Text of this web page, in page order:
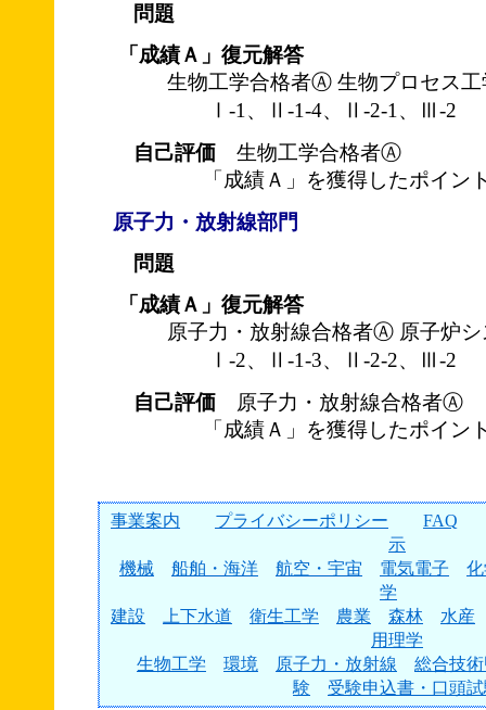
問題
「成績Ａ」復元解答
生物工学合格者Ⓐ 生物プロセス工
Ⅰ-1、Ⅱ-1-4、Ⅱ-2-1、Ⅲ-2
自己評価 生物工学合格者Ⓐ
「成績Ａ」を獲得したポイン
原子力・放射線部門
問題
「成績Ａ」復元解答
原子力・放射線合格者Ⓐ 原子炉シ
Ⅰ-2、Ⅱ-1-3、Ⅱ-2-2、Ⅲ-2
自己評価 原子力・放射線合格者Ⓐ
「成績Ａ」を獲得したポイン
事業案内 プライバシーポリシー
FAQ
示
機械
船舶・海洋 航空・宇宙 電気電子
学
建設
上下水道 衛生工学 農業 森林
水産
用理学
生物工学
環境 原子力・放射線
総合技
験
受験申込書・口頭